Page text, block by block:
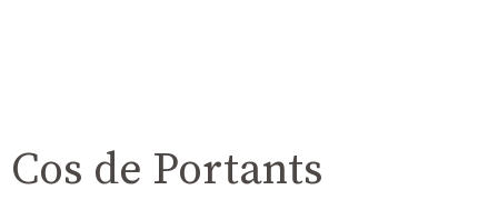
Cos de Portants